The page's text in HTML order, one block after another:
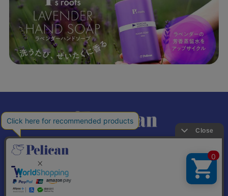
個人情報の取り扱いについて 特定商取引法に基づく表記